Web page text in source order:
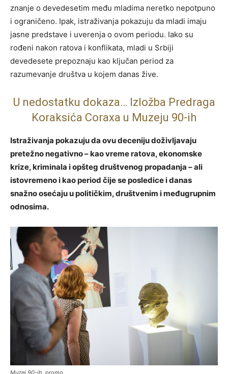
znanje o devedesetim među mladima neretko nepotpuno
i ograničeno. Ipak, istraživanja pokazuju da mladi imaju
jasne predstave i uverenja o ovom periodu. Iako su
rođeni nakon ratova i konflikata, mladi u Srbiji
devedesete prepoznaju kao ključan period za
razumevanje društva u kojem danas žive.
U nedostatku dokaza… Izložba Predraga
Koraksića Coraxa u Muzeju 90-ih
Istraživanja pokazuju da ovu deceniju doživljavaju
pretežno negativno – kao vreme ratova, ekonomske
krize, kriminala i opšteg društvenog propadanja – ali
istovremeno i kao period čije se posledice i danas
snažno osećaju u političkim, društvenim i međugrupnim
odnosima.
Muzej 90-ih, promo